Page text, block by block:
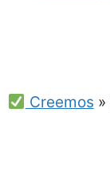
Creemos »